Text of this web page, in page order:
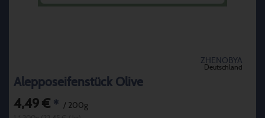
ZHENOBYA
Deutschland
Alepposeifenstück Olive
4,49 € * / 200g